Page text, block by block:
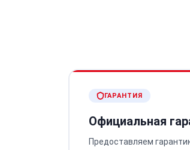
ГАРАНТИЯ
Официальная
Предоставляем